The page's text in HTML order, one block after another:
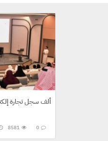
30 ألف سجل تجارة